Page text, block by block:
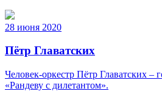
28 июня 2020
Пётр Главатских
Человек-оркестр Пётр Главатских –
«Рандеву с дилетантом».